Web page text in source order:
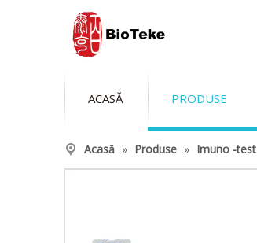
ACASĂ PRODUSE
Acasă » Produse » Imuno -test